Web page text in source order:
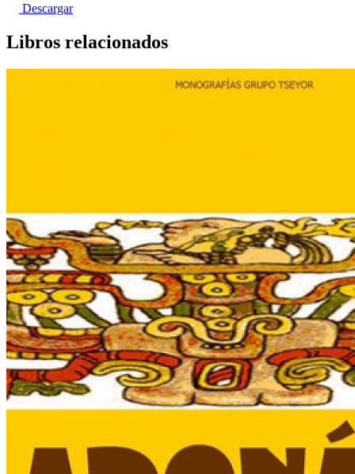
Descargar
Libros relacionados